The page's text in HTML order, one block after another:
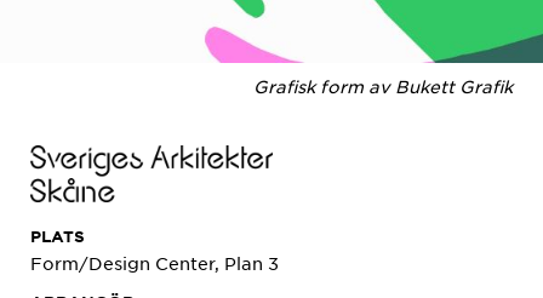
Grafisk form av Bukett Grafik
PLATS
Form/Design Center, Plan 3